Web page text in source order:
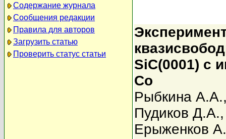
Содержание журнала
Сообщения редакции
Правила для авторов
Загрузить статью
Проверить статус статьи
SiC(0001) с
Co
Рыбкина А.А.
Пудиков Д.А.
Ерыженков